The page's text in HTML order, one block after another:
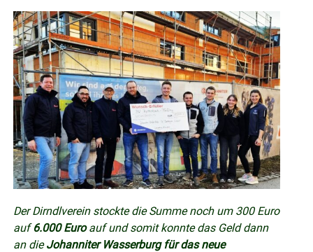
Der Dirndlverein stockte die Summe noch um 300 Euro
auf6.000 Euroauf und somit konnte das Geld dann
an dieJohanniter Wasserburg für das neue